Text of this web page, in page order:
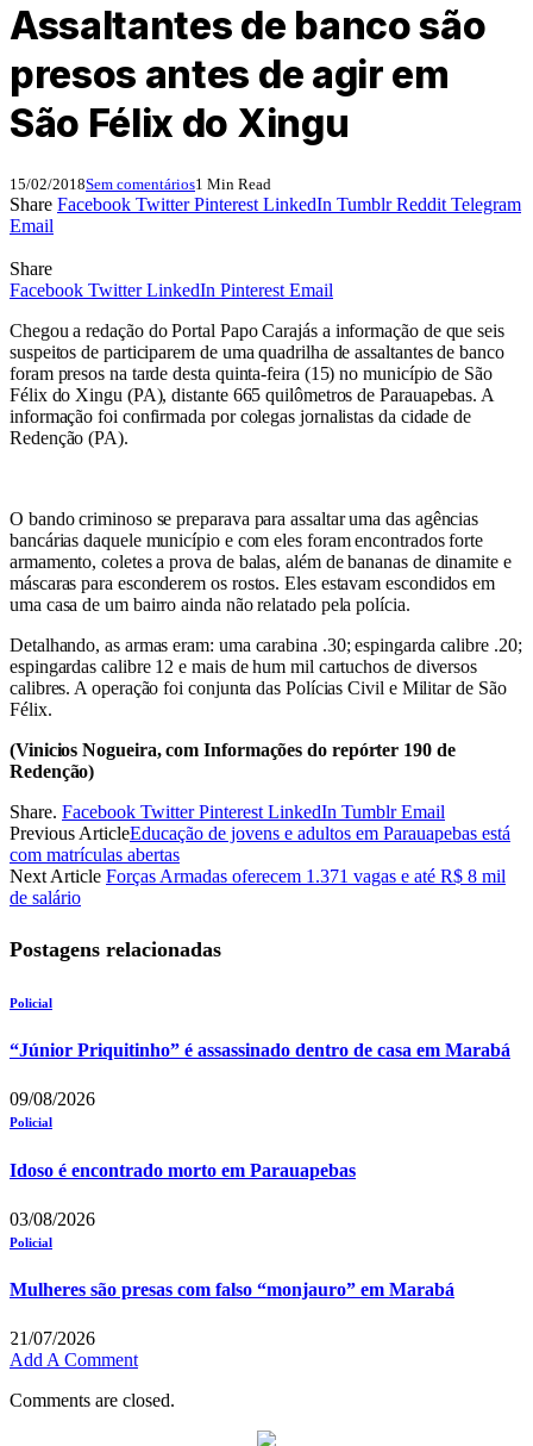
Assaltantes de banco são
presos antes de agir em
São Félix do Xingu
15/02/2018Sem comentários1 Min Read
Share Facebook Twitter Pinterest LinkedIn Tumblr Reddit Telegram
Email
Share
Facebook Twitter LinkedIn Pinterest Email
Chegou a redação do Portal Papo Carajás a informação de que seis
suspeitos de participarem de uma quadrilha de assaltantes de banco
foram presos na tarde desta quinta-feira (15) no município de São
Félix do Xingu (PA), distante 665 quilômetros de Parauapebas. A
informação foi confirmada por colegas jornalistas da cidade de
Redenção (PA).
O bando criminoso se preparava para assaltar uma das agências
bancárias daquele município e com eles foram encontrados forte
armamento, coletes a prova de balas, além de bananas de dinamite e
máscaras para esconderem os rostos. Eles estavam escondidos em
uma casa de um bairro ainda não relatado pela polícia.
Detalhando, as armas eram: uma carabina .30; espingarda calibre .20;
espingardas calibre 12 e mais de hum mil cartuchos de diversos
calibres. A operação foi conjunta das Polícias Civil e Militar de São
Félix.
(Vinicios Nogueira, com Informações do repórter 190 de
Redenção)
Share. Facebook Twitter Pinterest LinkedIn Tumblr Email
Previous ArticleEducação de jovens e adultos em Parauapebas está
com matrículas abertas
Next Article Forças Armadas oferecem 1.371 vagas e até R$ 8 mil
de salário
Postagens relacionadas
Policial
“Júnior Priquitinho” é assassinado dentro de casa em Marabá
09/08/2026
Policial
Idoso é encontrado morto em Parauapebas
03/08/2026
Policial
Mulheres são presas com falso “monjauro” em Marabá
21/07/2026
Add A Comment
Comments are closed.